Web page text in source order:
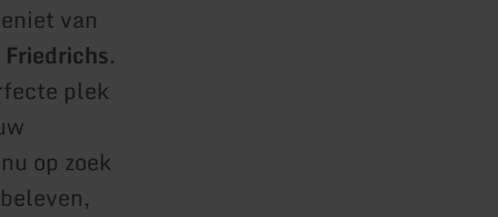
van
.
plek
op zoek